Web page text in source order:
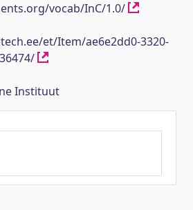
vocab/InC/1.0/
et/Item/ae6e2dd0-3320-
Instituut